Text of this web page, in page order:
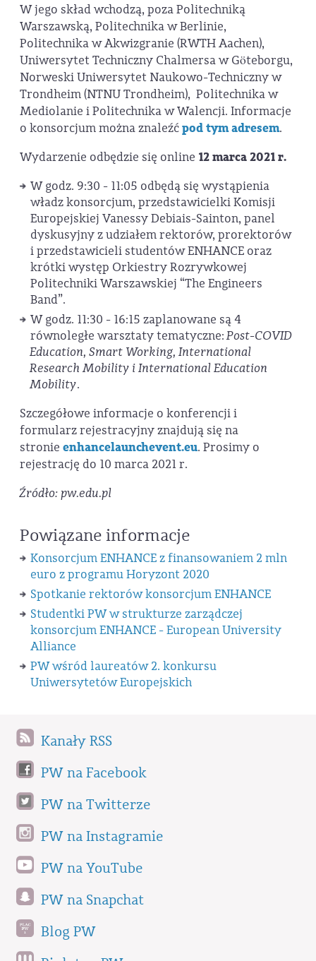
W jego skład wchodzą, poza Politechniką
Warszawską, Politechnika w Berlinie,
Politechnika w Akwizgranie (RWTH Aachen),
Uniwersytet Techniczny Chalmersa w Göteborgu,
Norweski Uniwersytet Naukowo-Techniczny w
Trondheim (NTNU Trondheim), Politechnika w
Mediolanie i Politechnika w Walencji. Informacje
o konsorcjum można znaleźćpod tym adresem.
Wydarzenie odbędzie się online 12 marca 2021 r.
W godz. 9:30 - 11:05 odbędą się wystąpienia
władz konsorcjum, przedstawicielki Komisji
Europejskiej Vanessy Debiais-Sainton, panel
dyskusyjny z udziałem rektorów, prorektorów
i przedstawicieli studentów ENHANCE oraz
krótki występ Orkiestry Rozrywkowej
Politechniki Warszawskiej “The Engineers
Band”.
W godz. 11:30 - 16:15 zaplanowane są 4
równoległe warsztaty tematyczne:Post-COVID
Education, Smart Working, International
Research Mobility i International Education
Mobility.
Szczegółowe informacje o konferencji i
formularz rejestracyjny znajdują się na
stronie enhancelaunchevent.eu. Prosimy o
rejestrację do 10 marca 2021 r.
Źródło: pw.edu.pl
Powiązane informacje
Konsorcjum ENHANCE z finansowaniem 2 mln
euro z programu Horyzont 2020
Spotkanie rektorów konsorcjum ENHANCE
Studentki PW w strukturze zarządczej
konsorcjum ENHANCE - European University
Alliance
PW wśród laureatów 2. konkursu
Uniwersytetów Europejskich
Kanały RSS
PW na Facebook
PW na Twitterze
PW na Instagramie
PW na YouTube
PW na Snapchat
Blog PW